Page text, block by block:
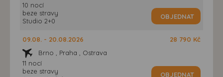
10 nocí
beze stravy
Studio 2+0
OBJEDNAT
09.08. - 20.08.2026
Brno , Praha , Ostrava
11 nocí
beze stravy
28 790 Kč
OBJEDNAT